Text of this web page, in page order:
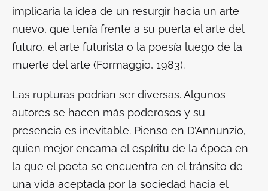
implicaría la idea de un resurgir hacia un arte
nuevo, que tenía frente a su puerta el arte del
futuro, el arte futurista o la poesía luego de la
muerte del arte (Formaggio, 1983).
Las rupturas podrían ser diversas. Algunos
autores se hacen más poderosos y su
presencia es inevitable. Pienso en D’Annunzio,
quien mejor encarna el espíritu de la época en
la que el poeta se encuentra en el tránsito de
una vida aceptada por la sociedad hacia el